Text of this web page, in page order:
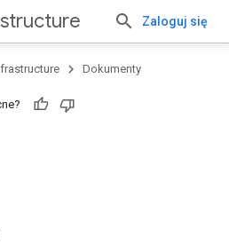
Zaloguj się
Dokumenty